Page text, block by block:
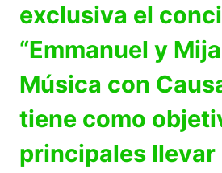
exclusiva el
“Emmanuel y
Música con
tiene como
principales llevar